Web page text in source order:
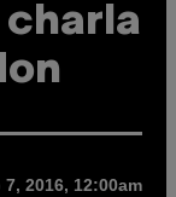
charla
7, 2016, 12:00am